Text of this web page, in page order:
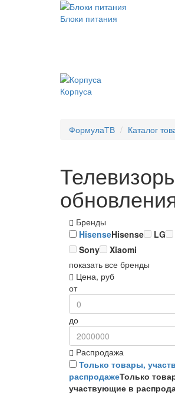
Блоки питания
Корпуса
ФормулаТВ Каталог
Бренды
HisenseHisense LG
Sony
Xiaomi
показать все бренды
Цена, руб
от
до
Распродажа
Только товары,
распродажеТолько
участвующие в